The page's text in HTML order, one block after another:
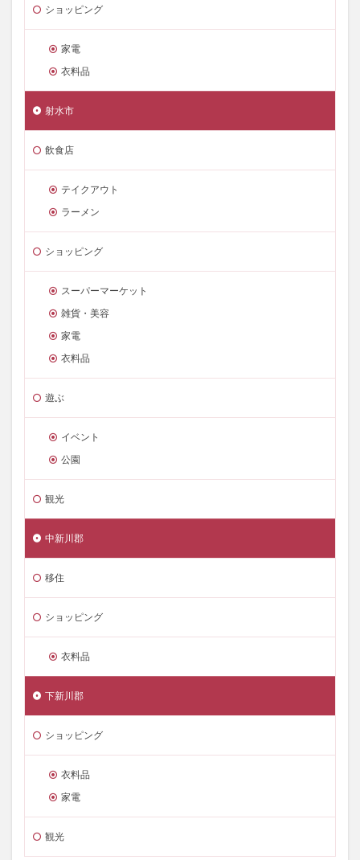
ショッピング
家電
衣料品
射水市
飲食店
テイクアウト
ラーメン
ショッピング
スーパーマーケット
雑貨・美容
家電
衣料品
遊ぶ
イベント
公園
観光
中新川郡
移住
ショッピング
衣料品
下新川郡
ショッピング
衣料品
家電
観光